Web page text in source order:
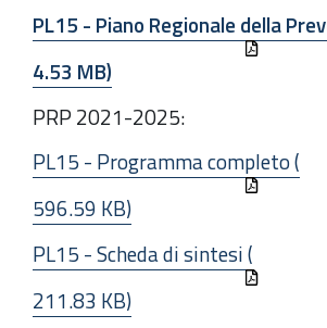
PL15 - Piano Regionale della
4.53 MB)
PRP 2021-2025:
PL15 - Programma completo (
596.59 KB)
PL15 - Scheda di sintesi (
211.83 KB)